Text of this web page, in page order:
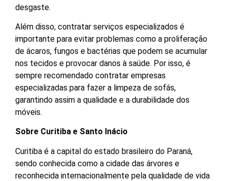
desgaste.
Além disso, contratar serviços especializados é
importante para evitar problemas como a proliferação
de ácaros, fungos e bactérias que podem se acumular
nos tecidos e provocar danos à saúde. Por isso, é
sempre recomendado contratar empresas
especializadas para fazer a limpeza de sofás,
garantindo assim a qualidade e a durabilidade dos
móveis.
Sobre Curitiba e Santo Inácio
Curitiba é a capital do estado brasileiro do Paraná,
sendo conhecida como a cidade das árvores e
reconhecida internacionalmente pela qualidade de vida